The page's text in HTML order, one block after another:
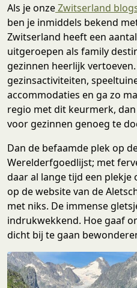
Als je onzeZwitserland
ben je inmiddels bekend
Zwitserland heeft een
uitgeroepen als family
gezinnen heerlijk vertoeven.
gezinsactiviteiten,
accommodaties en ga zo
regio met dit keurmerk,
voor gezinnen genoeg te
Dan de befaamde plek op
Werelderfgoedlijst; met
daar al lange tijd een plekje
op de website van de
met niks. De immense
indrukwekkend. Hoe gaaf
dicht bij te gaan